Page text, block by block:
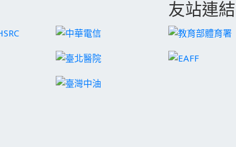
友站連